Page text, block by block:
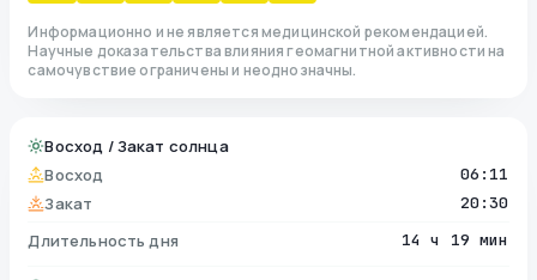
Информационно и не является медицинской рекомендацией.
Научные доказательства влияния геомагнитной активности на
самочувствие ограничены и неоднозначны.
Восход / Закат солнца
Восход
06:11
Закат 20:30
Длительность дня 14 ч 19 мин